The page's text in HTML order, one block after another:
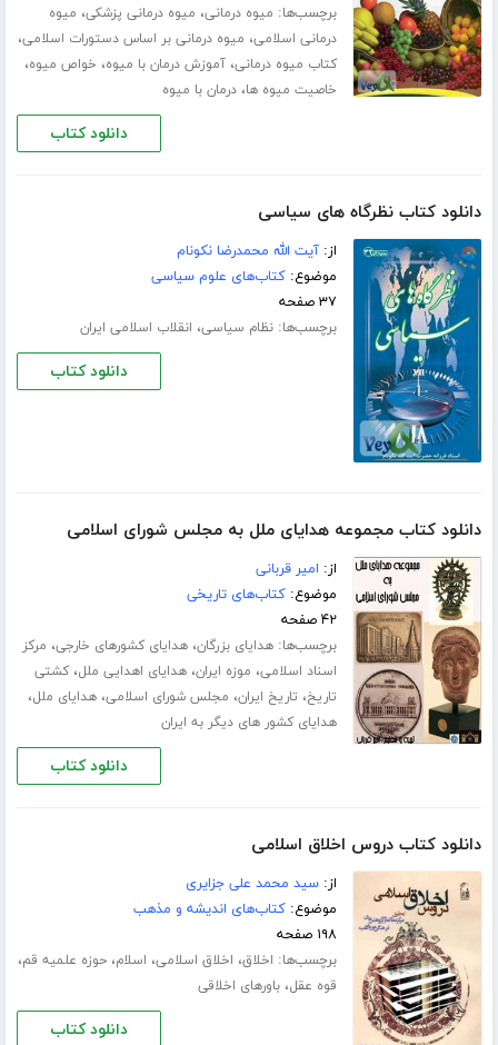
برچسب‌ها: میوه درمانی، میوه درمانی پزشکی، میوه
درمانی اسلامی، میوه درمانی بر اساس دستورات اسلامی،
کتاب میوه درمانی،آموزش درمان با میوه، خواص میوه،
خاصیت میوه ها،درمان با میوه
دانلود کتاب
دانلود کتاب نظرگاه‏ هاى سیاسى
از:آیت الله محمدرضا نکونام
موضوع:کتاب‌های علوم سیاسی
۳۷ صفحه
برچسب‌ها:نظام سیاسی، انقلاب اسلامی ایران
دانلود کتاب
دانلود کتاب مجموعه هدایای ملل به مجلس شورای اسلامی
از: امیر قربانی
موضوع:کتاب‌های تاریخی
۴۲ صفحه
برچسب‌ها:هدایای بزرگان،هدایای کشورهای خارجی، مرکز
اسناد اسلامی، موزه ایران،هدایای اهدایی ملل،کشتی
تاریخ، تاریخ ایران، مجلس شورای اسلامی،هدایای ملل،
هدایای کشور های دیگر به ایران
دانلود کتاب
دانلود کتاب دروس اخلاق اسلامی
از:سید محمد علی جزایری
موضوع:کتاب‌های اندیشه و مذهب
۱۹۸ صفحه
برچسب‌ها: اخلاق، اخلاق اسلامی، اسلام،حوزه علمیه قم،
قوه عقل،باورهای اخلاقی
دانلود کتاب